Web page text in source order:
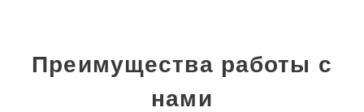
Преимущества работы с
нами